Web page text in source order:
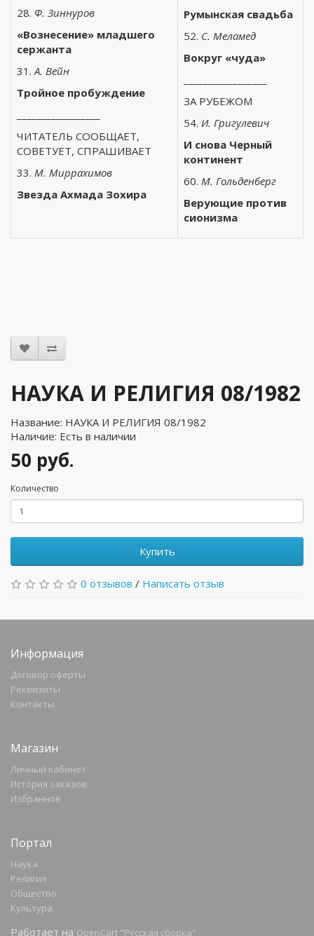
28. Ф. Зиннуров
«Вознесение» младшего
сержанта
31.А. Вейн
Тройное пробуждение
ЧИТАТЕЛЬ СООБЩАЕТ,
СОВЕТУЕТ, СПРАШИВАЕТ
33. М. Миррахимов
Звезда Ахмада Зохира
Румынская свадьба
52. С. Меламед
Вокруг «чуда»
ЗА РУБЕЖОМ
54. И. Григулевич
И снова Черный
континент
60. М. Гольденберг
Верующие против
сионизма
НАУКА И РЕЛИГИЯ 08/1982
Название: НАУКА И РЕЛИГИЯ 08/1982
Наличие: Есть в наличии
50 руб.
Количество
Купить
0 отзывов / Написать отзыв
Информация
Договор оферты
Реквизиты
Контакты
Магазин
Личный кабинет
История заказов
Избранное
Портал
Наука
Религия
Общество
Культура
Работает на OpenCart "Русская сборка"